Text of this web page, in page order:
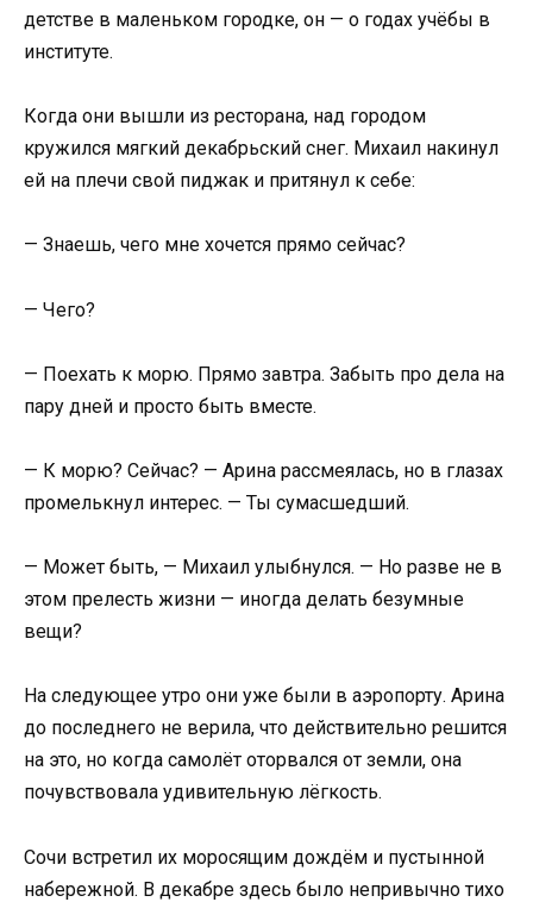
детстве в маленьком городке, он — о годах учёбы в
институте.
Когда они вышли из ресторана, над городом
кружился мягкий декабрьский снег. Михаил накинул
ей на плечи свой пиджак и притянул к себе:
— Знаешь, чего мне хочется прямо сейчас?
— Чего?
— Поехать к морю. Прямо завтра. Забыть про дела на
пару дней и просто быть вместе.
— К морю? Сейчас? — Арина рассмеялась, но в глазах
промелькнул интерес. — Ты сумасшедший.
— Может быть, — Михаил улыбнулся. — Но разве не в
этом прелесть жизни — иногда делать безумные
вещи?
На следующее утро они уже были в аэропорту. Арина
до последнего не верила, что действительно решится
на это, но когда самолёт оторвался от земли, она
почувствовала удивительную лёгкость.
Сочи встретил их моросящим дождём и пустынной
набережной. В декабре здесь было непривычно тихо